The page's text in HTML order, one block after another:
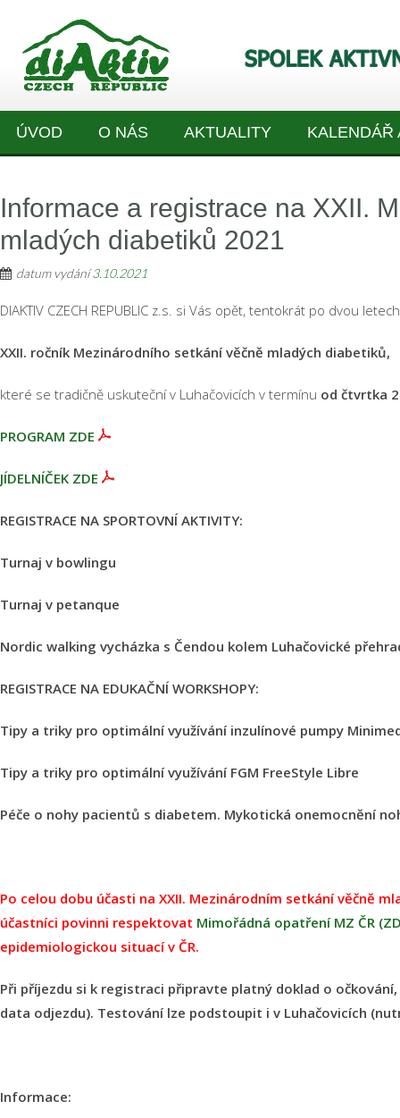
ÚVOD O NÁS AKTUALITY KALENDÁŘ
Informace a registrace na XXII.
mladých diabetiků 2021
datum vydání3.10.2021
DIAKTIV CZECH REPUBLIC z.s. si Vás opět, tentokrát po dvou
XXII. ročník Mezinárodního setkání věčně mladých diabetiků,
které se tradičně uskuteční v Luhačovicích v termínu od čtvrtka
PROGRAM ZDE
JÍDELNÍČEK ZDE
REGISTRACE NA SPORTOVNÍ AKTIVITY:
Turnaj v bowlingu
Turnaj v petanque
Nordic walking vycházka s Čendou kolem Luhačovické
REGISTRACE NA EDUKAČNÍ WORKSHOPY:
Tipy a triky pro optimální využívání inzulínové pumpy
Tipy a triky pro optimální využívání FGM FreeStyle Libre
Péče o nohy pacientů s diabetem. Mykotická onemocnění
Po celou dobu účasti na XXII. Mezinárodním setkání věčně
účastníci povinni respektovat Mimořádná opatření MZ ČR
epidemiologickou situací v ČR.
Při příjezdu si k registraci připravte platný doklad o
data odjezdu). Testování lze podstoupit i v Luhačovicích
Informace: